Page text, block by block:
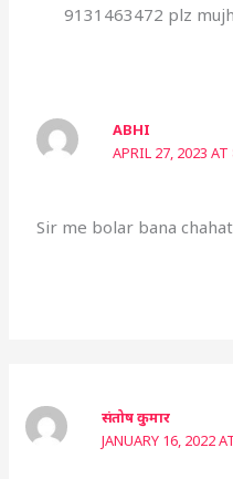
9131463472 plz
ABHI
APRIL 27, 2023 AT
Sir me bolar bana
संतोष कुमार
JANUARY 16, 2022